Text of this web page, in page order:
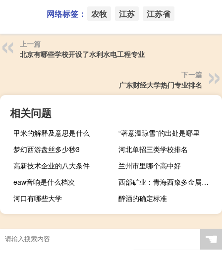
网络标签： 农牧 江苏 江苏省
上一篇
北京有哪些学校开设了水利水电工程专业
下一篇
广东财经大学热门专业排名
相关问题
甲米的解释及意思是什么
“著意温琼雪”的出处是哪里
梦幻西游盘丝多少秒3
河北单招三类学校排名
高新技术企业的八大条件
兰州市里哪个高中好
eaw音响是什么档次
西部矿业：青海西豫多金属综合循环利用及环保升级改造项目计划于2024年年中建成投产
河口有哪些大学
醉酒的确定标准
☚